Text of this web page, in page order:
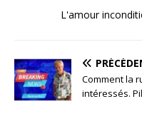
L'amour
Comment la
intéressés.